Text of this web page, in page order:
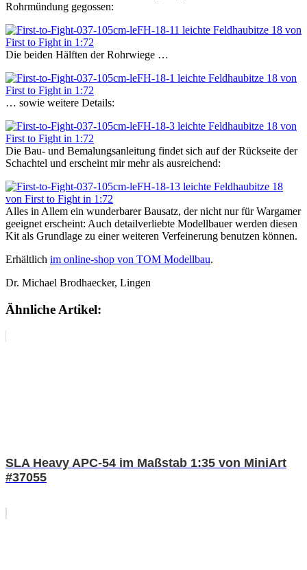
Rohrmündung gegossen:
Die beiden Hälften der Rohrwiege …
… sowie weitere Details:
Die Bau- und Bemalungsanleitung findet sich auf der Rückseite der
Schachtel und erscheint mir mehr als ausreichend:
Alles in Allem ein wunderbarer Bausatz, der nicht nur für Wargamer
geeignet erscheint: Auch detailverliebte Modellbauer werden diesen
Kit als Grundlage zu einer weiteren Verfeinerung benutzen können.
Erhältlich im online-shop von TOM Modellbau.
Dr. Michael Brodhaecker, Lingen
Ähnliche Artikel:
SLA Heavy APC-54 im Maßstab 1:35 von MiniArt
#37055